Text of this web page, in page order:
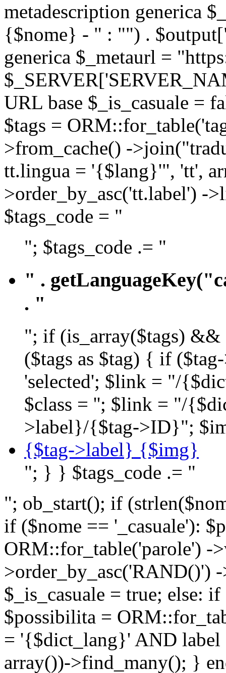
metadescription generica
{$nome} - " : "") .
generica $_metaurl =
URL base $_is_casuale =
$tags =
>from_cache() -
tt.lingua = '{$lang}'", 'tt',
>order_by_asc('tt.label') -
$tags_code = "
"; $tags_code .= "
" .
. "
"; if (is_array($tags) &&
($tags as $tag) { if
'selected'; $link = "/
$class = ''; $link = "/
>label}/{$tag->ID}";
{$tag->label} {$img}
"; } } $tags_code .= "
"; ob_start(); if
if ($nome == '_casuale'):
ORM::for_table('parole') -
>order_by_asc('RAND()')
$_is_casuale = true; else:
$possibilita =
= '{$dict_lang}' AND
array())->find_many(); }